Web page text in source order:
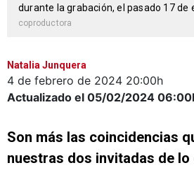
durante la grabación, el pasado 17 de
coproductora
Natalia Junquera
4 de febrero de 2024 20:00h
Actualizado el 05/02/2024
Son más las coincidencias
nuestras dos invitadas de lo